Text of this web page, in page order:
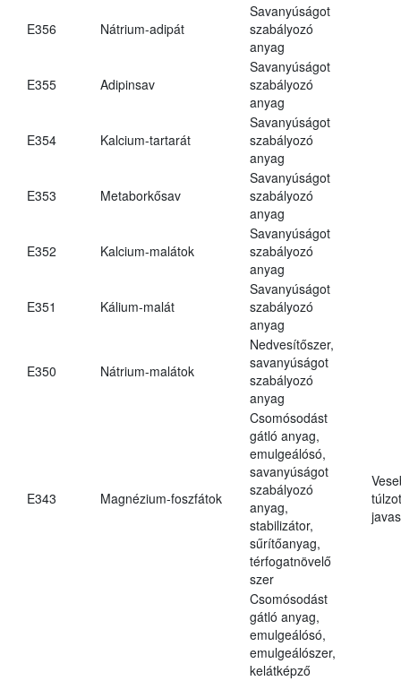
E356 Nátrium-adipát
Savanyúságot
szabályozó
anyag
E355 Adipinsav
Savanyúságot
szabályozó
anyag
E354 Kalcium-tartarát
Savanyúságot
szabályozó
anyag
E353 Metaborkősav
Savanyúságot
szabályozó
anyag
E352 Kalcium-malátok
Savanyúságot
szabályozó
anyag
E351 Kálium-malát
Savanyúságot
szabályozó
anyag
E350 Nátrium-malátok
Nedvesítőszer,
savanyúságot
szabályozó
anyag
E343 Magnézium-foszfátok
Csomósodást
gátló anyag,
emulgeálósó,
savanyúságot
szabályozó
anyag,
stabilizátor,
sűrítőanyag,
térfogatnövelő
szer
Csomósodást
gátló anyag,
emulgeálósó,
emulgeálószer,
kelátképző